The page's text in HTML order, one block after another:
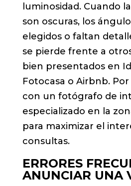
luminosidad. Cuando
son oscuras, los
elegidos o faltan
se pierde frente a
bien presentados en
Fotocasa o Airbnb.
con un fotógrafo de
especializado en la
para maximizar el
consultas.
ERRORES
ANUNCIAR UNA